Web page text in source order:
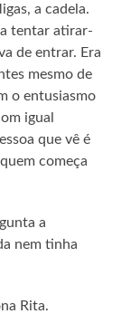
a cadela.
tentar atirar-
de entrar. Era
mesmo de
o entusiasmo
igual
que vê é
começa
a
nem tinha
Rita.